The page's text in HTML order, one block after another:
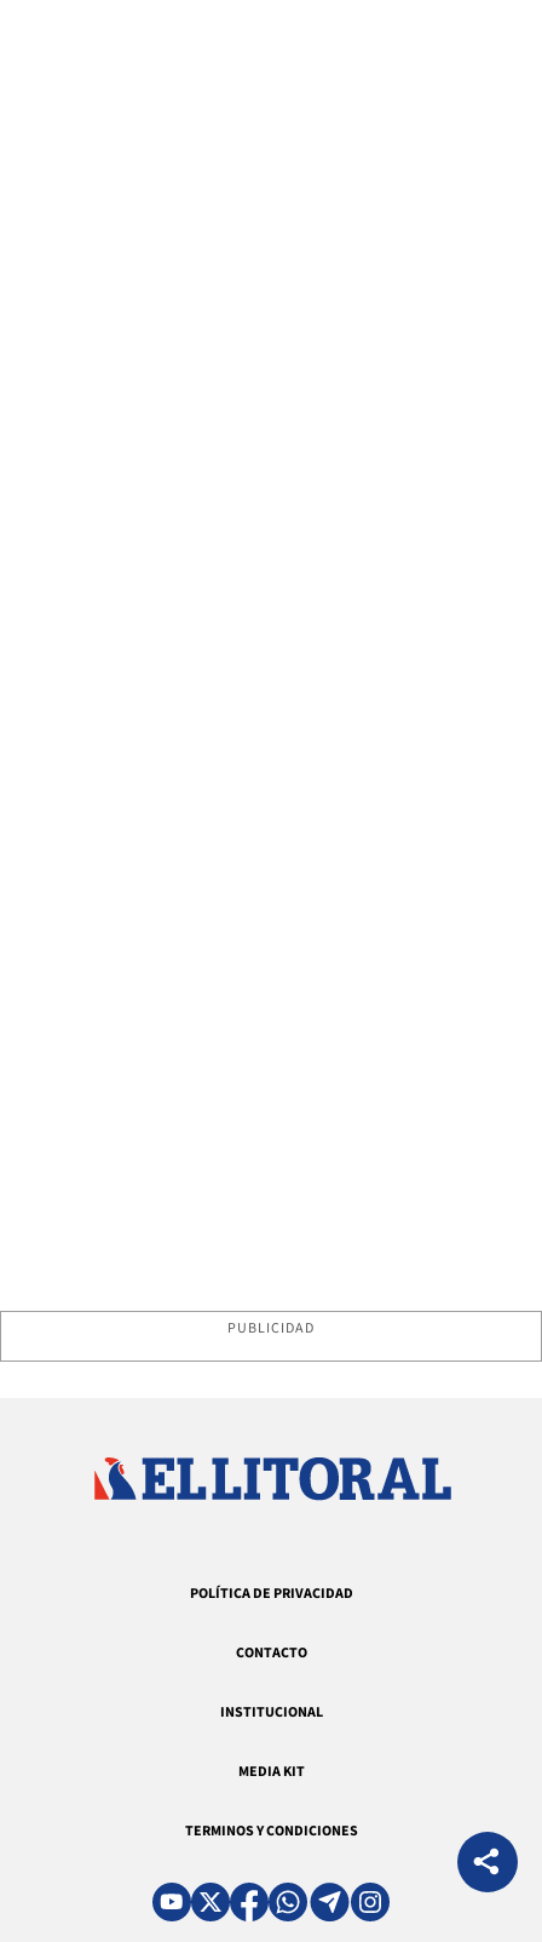
PUBLICIDAD
POLÍTICA DE PRIVACIDAD
CONTACTO
INSTITUCIONAL
MEDIA KIT
TERMINOS Y CONDICIONES